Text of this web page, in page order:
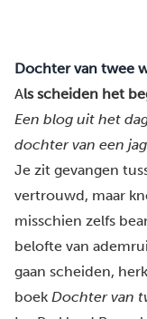
Dochter van twee
Als scheiden het
Een blog uit het
dochter van een
Je zit gevangen
vertrouwd, maar
misschien zelfs
belofte van
gaan scheiden,
boek Dochter van